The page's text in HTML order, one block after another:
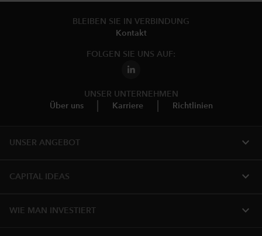
BLEIBEN SIE IN VERBINDUNG
Kontakt
FOLGEN SIE UNS AUF:
UNSER UNTERNEHMEN
Über uns
Karriere Richtlinien
UNSER ANGEBOT expand_more
CAPITAL IDEAS expand_more
WIE MAN INVESTIERT expand_more